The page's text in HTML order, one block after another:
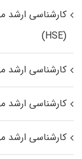
کارشناسی
(HSE)
کارشناسی ارشد
کارشناسی ارشد
کارشناسی